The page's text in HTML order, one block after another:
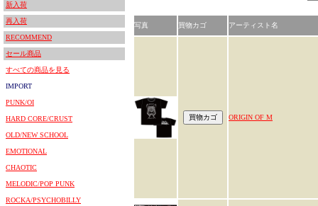
新入荷
再入荷
RECOMMEND
セール商品
すべての商品を見る
IMPORT
PUNK/OI
HARD CORE/CRUST
OLD/NEW SCHOOL
EMOTIONAL
CHAOTIC
MELODIC/POP PUNK
ROCKA/PSYCHOBILLY
写真 買物カゴ アーティスト名
ORIGIN OF M